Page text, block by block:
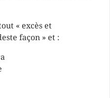
« excès et
façon » et :